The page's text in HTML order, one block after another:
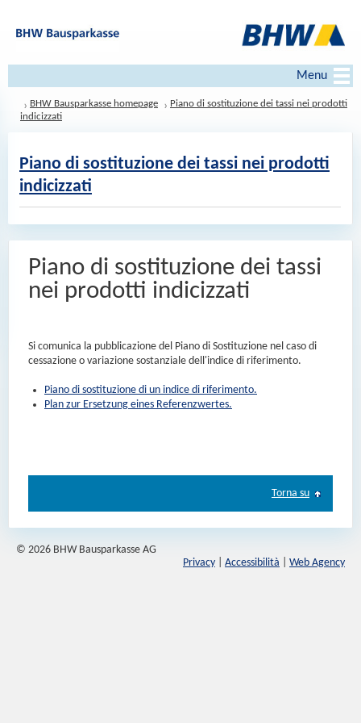
Menu
BHW Bausparkasse homepage
Piano di sostituzione dei tassi nei prodotti
indicizzati
Piano di sostituzione dei tassi nei prodotti
indicizzati
Piano di sostituzione dei tassi
nei prodotti indicizzati
Si comunica la pubblicazione del Piano di Sostituzione nel caso di
cessazione o variazione sostanziale dell'indice di riferimento.
Piano di sostituzione di un indice di riferimento.
Plan zur Ersetzung eines Referenzwertes.
Torna su
© 2026 BHW Bausparkasse AG
Privacy
Accessibilità Web Agency